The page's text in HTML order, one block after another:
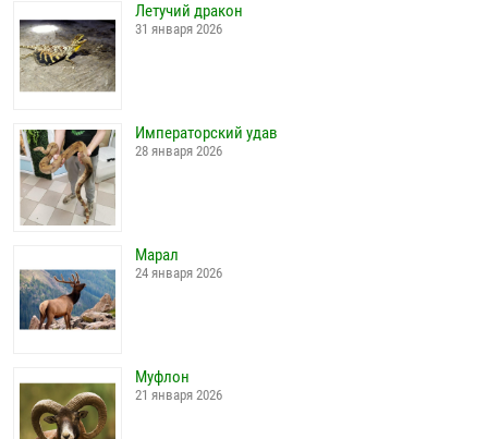
Летучий дракон
31 января 2026
Императорский удав
28 января 2026
Марал
24 января 2026
Муфлон
21 января 2026